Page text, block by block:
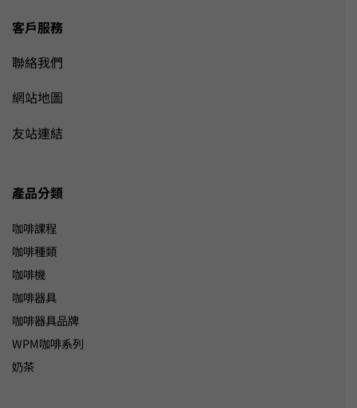
客戶服務
聯絡我們
網站地圖
友站連結
產品分類
咖啡課程
咖啡種類
咖啡機
咖啡器具
咖啡器具品牌
WPM咖啡系列
奶茶